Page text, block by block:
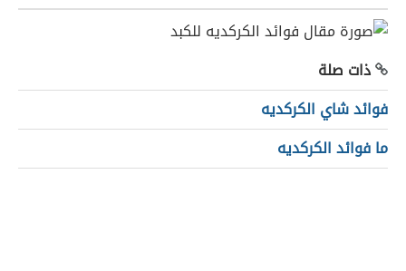
ذات صلة
فوائد شاي الكركديه
ما فوائد الكركديه